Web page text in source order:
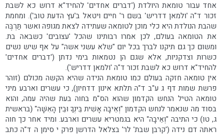
אחד עבור טומאת היולדת ('דברים אחדים' להחיד"א דרוש כא לשבת
זכור ד"ה 'ולמאן דדריש' בשם ר' חיים ויטאל ב'עץ הדעת טוב'). ומחמת
שהבת הנולדת היא כלי מוכן לטומאה שעתידה לצאת מגופה ואשר תַּרְבֶּה
את הטומאה בעולם, לכן אמרו רבותינו שהכל 'עצובים' כשבאה בת.
ומשום כך גם תיקנו לברך בכל יום "שלא עשני אשה" על אף שיש נשים
כשרות וצדקניות, אלא שגם הן נטמאות בימי נדתן ('דברים אחדים'
להחיד"א דרוש כא לשבת זכור ד"ה 'ולמאן דדריש').
אין טומאה חזקה בעולם כמו טומאת הנידה שהיא הקשה מכולם (זוהר
פרשת שמות דף ג ע"ב ד"ה תלתא אינון דדחיון), כי עשרים וארבע מיני
טומאה הטיל הנחש הקדמון שהוא הס"מ בחוה בעת שהיה עמה, והוא
בסוד מה שנאמר לנחש הקדמון "וְאֵיבָה אָשִׁית בֵּינְךָ וּבֵין הָאִשָּׁה" (בראשית
ג, טו) כי התיבה "וְאֵיבָה" היא בגמטריא עשרים וארבע. ומיד אחר כך חוה
ראתה דם נידה ('קרבן שבת' לר' בצלאל הדרשן פרק י סימן ה ד"ה כתב